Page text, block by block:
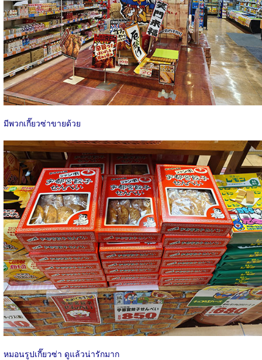
มีพวกเกี๊ยวซ่าขายด้วย
หมอนรูปเกี๊ยวซ่า ดูแล้วน่ารักมาก